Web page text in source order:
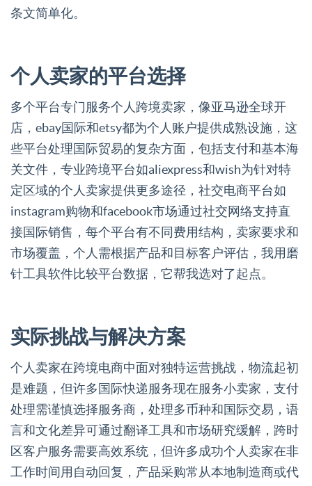
条文简单化。
个人卖家的平台选择
多个平台专门服务个人跨境卖家，像亚马逊全球开
店，ebay国际和etsy都为个人账户提供成熟设施，这
些平台处理国际贸易的复杂方面，包括支付和基本海
关文件，专业跨境平台如aliexpress和wish为针对特
定区域的个人卖家提供更多途径，社交电商平台如
instagram购物和facebook市场通过社交网络支持直
接国际销售，每个平台有不同费用结构，卖家要求和
市场覆盖，个人需根据产品和目标客户评估，我用磨
针工具软件比较平台数据，它帮我选对了起点。
实际挑战与解决方案
个人卖家在跨境电商中面对独特运营挑战，物流起初
是难题，但许多国际快递服务现在服务小卖家，支付
处理需谨慎选择服务商，处理多币种和国际交易，语
言和文化差异可通过翻译工具和市场研究缓解，跨时
区客户服务需要高效系统，但许多成功个人卖家在非
工作时间用自动回复，产品采购常从本地制造商或代